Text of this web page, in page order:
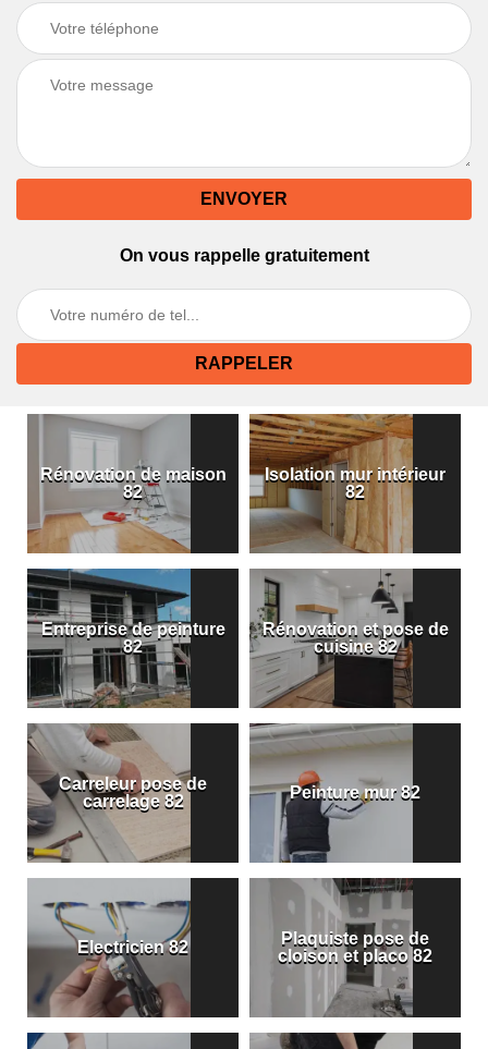
On vous rappelle gratuitement
Rénovation de maison
82
Isolation mur intérieur
82
Entreprise de peinture
82
Rénovation et pose de
cuisine 82
Carreleur pose de
carrelage 82
Peinture mur 82
Electricien 82
Plaquiste pose de
cloison et placo 82